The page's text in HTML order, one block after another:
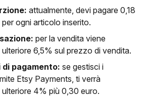
attualmente, devi pagare 0,18
ogni articolo inserito.
per la vendita viene
6,5% sul prezzo di vendita.
di pagamento: se gestisci i
Etsy Payments, ti verrà
4% più 0,30 euro.